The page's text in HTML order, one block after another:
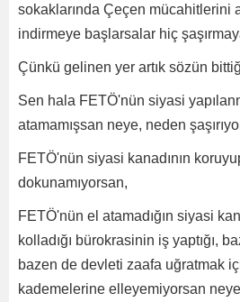
sokaklarında Çeçen mücahitlerini
indirmeye başlarsalar hiç
Çünkü gelinen yer artık sözün
Sen hala FETÖ'nün siyasi
atamamışsan neye, neden
FETÖ'nün siyasi kanadının
dokunamıyorsan,
FETÖ'nün el atamadığın siyasi
kolladığı bürokrasinin iş yaptığı,
bazen de devleti zaafa uğratmak
kademelerine elleyemiyorsan